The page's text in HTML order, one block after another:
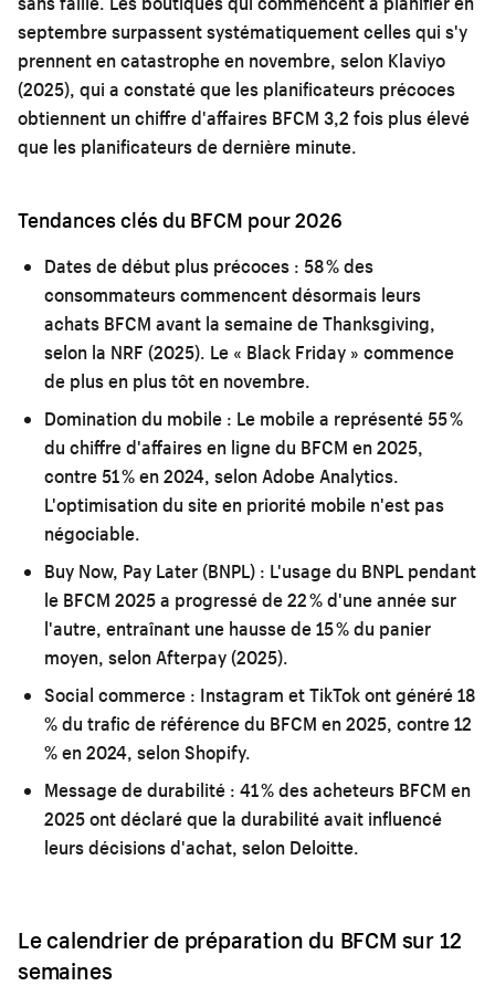
septembre surpassent systématiquement celles qui s'y
prennent en catastrophe en novembre, selon Klaviyo
(2025), qui a constaté que les planificateurs précoces
obtiennent un chiffre d'affaires BFCM 3,2 fois plus élevé
que les planificateurs de dernière minute.
Tendances clés du BFCM pour 2026
Dates de début plus précoces : 58 % des
consommateurs commencent désormais leurs
achats BFCM avant la semaine de Thanksgiving,
selon la NRF (2025). Le « Black Friday » commence
de plus en plus tôt en novembre.
Domination du mobile : Le mobile a représenté 55 %
du chiffre d'affaires en ligne du BFCM en 2025,
contre 51 % en 2024, selon Adobe Analytics.
L'optimisation du site en priorité mobile n'est pas
négociable.
Buy Now, Pay Later (BNPL) : L'usage du BNPL pendant
le BFCM 2025 a progressé de 22 % d'une année sur
l'autre, entraînant une hausse de 15 % du panier
moyen, selon Afterpay (2025).
Social commerce : Instagram et TikTok ont généré 18
% du trafic de référence du BFCM en 2025, contre 12
% en 2024, selon Shopify.
Message de durabilité : 41 % des acheteurs BFCM en
2025 ont déclaré que la durabilité avait influencé
leurs décisions d'achat, selon Deloitte.
Le calendrier de préparation du BFCM sur 12
semaines